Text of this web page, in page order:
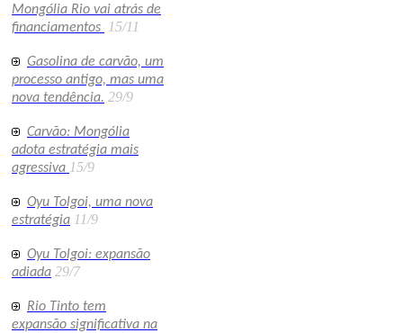
Mongólia Rio vai atrás de
financiamentos
15/11
Gasolina de carvão, um
processo antigo, mas uma
nova tendência. 29/9
Carvão: Mongólia
adota estratégia mais
agressiva 15/9
Oyu Tolgoi, uma nova
estratégia 11/9
Oyu Tolgoi: expansão
adiada 29/7
Rio Tinto tem
expansão significativa na